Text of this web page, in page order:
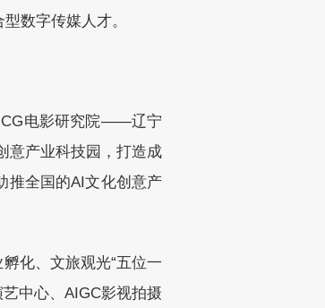
数字传媒人才。
电影研究院——辽宁
意产业科技园，打造成
推全国的AI文化创意产
化、文旅观光“五位一
中心、AIGC影视拍摄